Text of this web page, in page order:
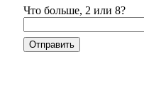
Что больше, 2 или 8?